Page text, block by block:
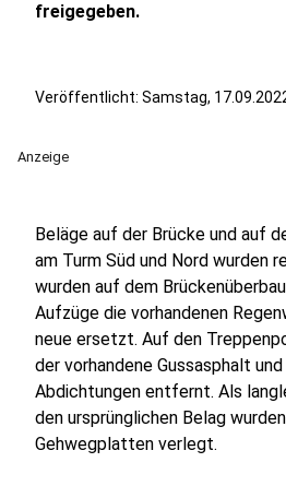
freigegeben.
Veröffentlicht: Samstag,
Anzeige
Beläge auf der Brücke und auf
am Turm Süd und Nord wurden
wurden auf dem
Aufzüge die vorhandenen
neue ersetzt. Auf den
der vorhandene Gussasphalt
Abdichtungen entfernt. Als
den ursprünglichen Belag
Gehwegplatten verlegt.